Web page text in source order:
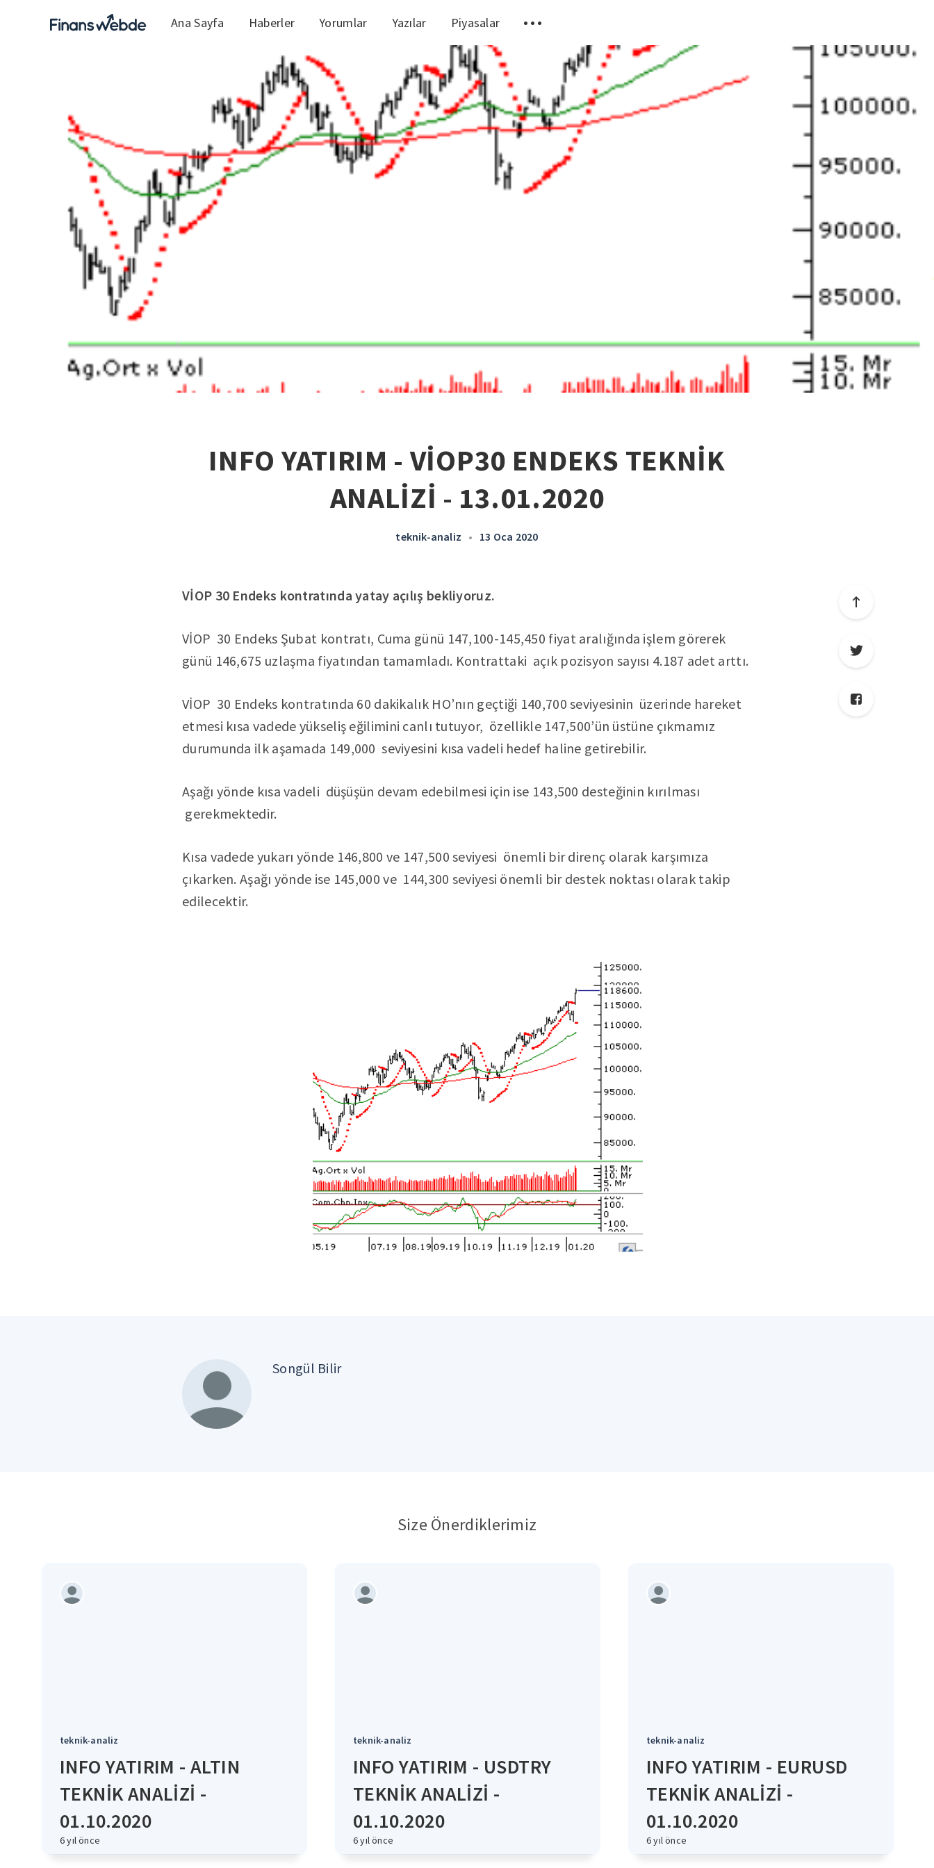
Ana Sayfa Haberler Yorumlar Yazılar Piyasalar
INFO YATIRIM - VİOP30 ENDEKS TEKNİK
ANALİZİ - 13.01.2020
teknik-analiz • 13 Oca 2020
VİOP 30 Endeks kontratında yatay açılış bekliyoruz.
VİOP 30 Endeks Şubat kontratı, Cuma günü 147,100-145,450 fiyat aralığında işlem görerek
günü 146,675 uzlaşma fiyatından tamamladı. Kontrattaki açık pozisyon sayısı 4.187 adet arttı.
VİOP 30 Endeks kontratında 60 dakikalık HO’nın geçtiği 140,700 seviyesinin üzerinde hareket
etmesi kısa vadede yükseliş eğilimini canlı tutuyor, özellikle 147,500’ün üstüne çıkmamız
durumunda ilk aşamada 149,000 seviyesini kısa vadeli hedef haline getirebilir.
Aşağı yönde kısa vadeli düşüşün devam edebilmesi için ise 143,500 desteğinin kırılması
gerekmektedir.
Kısa vadede yukarı yönde 146,800 ve 147,500 seviyesi önemli bir direnç olarak karşımıza
çıkarken. Aşağı yönde ise 145,000 ve 144,300 seviyesi önemli bir destek noktası olarak takip
edilecektir.
Songül Bilir
Size Önerdiklerimiz
teknik-analiz
INFO YATIRIM - ALTIN
TEKNİK ANALİZİ -
01.10.2020
6 yıl önce
teknik-analiz
INFO YATIRIM - USDTRY
TEKNİK ANALİZİ -
01.10.2020
6 yıl önce
teknik-analiz
INFO YATIRIM - EURUSD
TEKNİK ANALİZİ -
01.10.2020
6 yıl önce